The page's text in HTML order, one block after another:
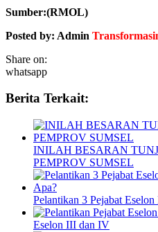
Sumber:(RMOL)
Posted by: Admin
Share on:
whatsapp
Berita Terkait:
INILAH BESARAN
PEMPROV SUMSEL
Pelantikan 3 Pejabat
Eselon III dan IV